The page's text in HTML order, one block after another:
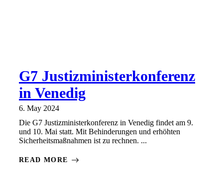
G7 Justizministerkonferenz
in Venedig
6. May 2024
Die G7 Justizministerkonferenz in Venedig findet am 9.
und 10. Mai statt. Mit Behinderungen und erhöhten
Sicherheitsmaßnahmen ist zu rechnen. ...
READ MORE